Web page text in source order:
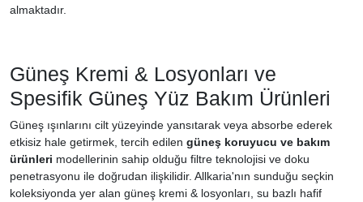
almaktadır.
Güneş Kremi & Losyonları ve
Spesifik Güneş Yüz Bakım Ürünleri
Güneş ışınlarını cilt yüzeyinde yansıtarak veya absorbe ederek
etkisiz hale getirmek, tercih edilen güneş koruyucu ve bakım
ürünleri modellerinin sahip olduğu filtre teknolojisi ve doku
penetrasyonu ile doğrudan ilişkilidir. Allkaria'nın sunduğu seçkin
koleksiyonda yer alan güneş kremi & losyonları, su bazlı hafif